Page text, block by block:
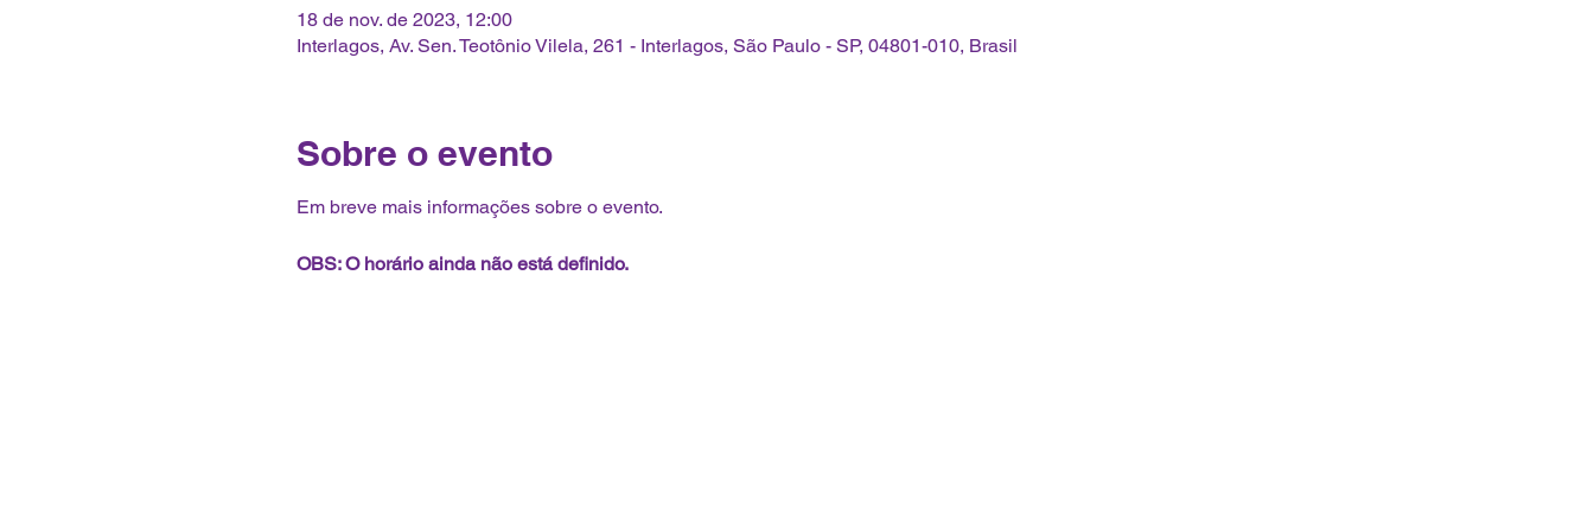
18 de nov. de 2023, 12:00
Interlagos, Av. Sen. Teotônio Vilela, 261 - Interlagos, São Paulo - SP, 04801-010, Brasil
Sobre o evento
Em breve mais informações sobre o evento.
OBS: O horário ainda não está definido.